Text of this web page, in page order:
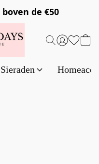
boven de €50
Sieraden